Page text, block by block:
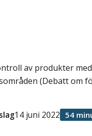
av produkter
(Debatt om
14 juni 2022 54